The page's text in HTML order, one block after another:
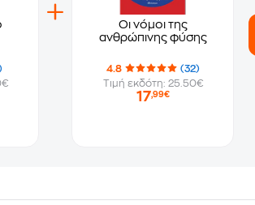
Οι νόμοι της
ανθρώπινης φύσης
4.8
(32)
Τιμή εκδότη: 25.50€
17,99€